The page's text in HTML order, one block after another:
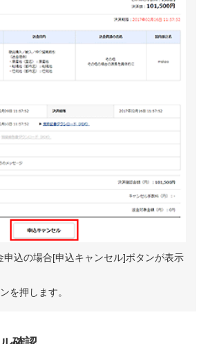
申込の場合[申込キャンセル]ボタンが表示
を押します。